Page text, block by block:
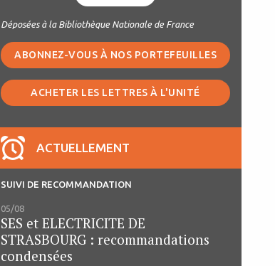
Déposées à la Bibliothèque Nationale de France
ABONNEZ-VOUS À NOS PORTEFEUILLES
ACHETER LES LETTRES À L'UNITÉ
ACTUELLEMENT
SUIVI DE RECOMMANDATION
05/08
SES et ELECTRICITE DE
STRASBOURG : recommandations
condensées